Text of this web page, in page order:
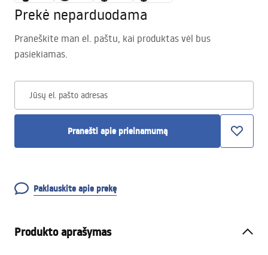
Prekė neparduodama
Praneškite man el. paštu, kai produktas vėl bus
pasiekiamas.
Jūsų el. pašto adresas
Pranešti apie prieinamumą
Paklauskite apie prekę
Produkto aprašymas